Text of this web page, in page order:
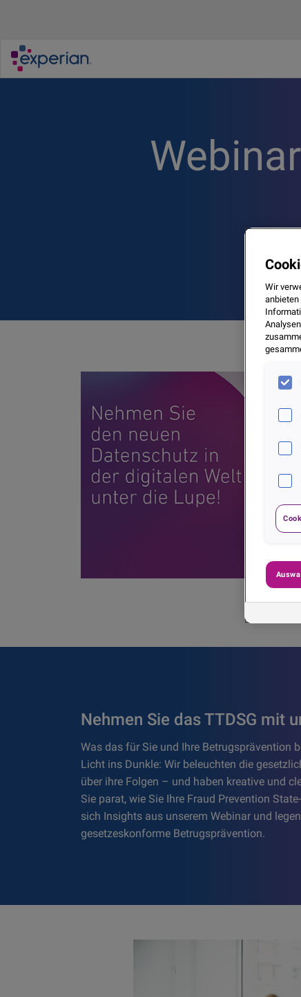
Nehmen Sie das TTDSG mit
Was das für Sie und Ihre Betrugsprävention
Licht ins Dunkle: Wir beleuchten die
über ihre Folgen – und haben kreative und
Sie parat, wie Sie Ihre Fraud Prevention
sich Insights aus unserem Webinar und
gesetzeskonforme Betrugsprävention.
Wir
anbieten